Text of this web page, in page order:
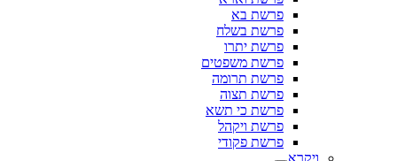
פרשת בא
פרשת בשלח
פרשת יתרו
פרשת משפטים
פרשת תרומה
פרשת תצוה
פרשת כי תשא
פרשת ויקהל
פרשת פקודי